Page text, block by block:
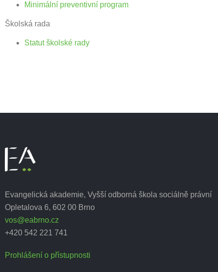
Minimální preventivní program
Školská rada
Statut školské rady
Evangelická akademie, Vyšší odborná škola sociálně právní
Opletalova 6, 602 00 Brno
vos@eabrno.cz
+420 542 221 741
Prohlášení o přístupnosti